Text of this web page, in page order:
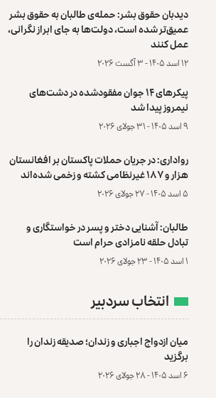
دیدبان حقوق بشر: حمله‌ی طالبان به حقوق بشر
عمیق‌تر شده است، دولت‌ها به جای ابراز نگرانی،
عمل کنند
۱۲ اسد ۱۴۰۵ - ۳ آگست ۲۰۲۶
پیکرهای ۱۴ جوان مفقودشده در دشت‌های
نیمروز پیدا شد
۹ اسد ۱۴۰۵ - ۳۱ جولای ۲۰۲۶
رواداری: در جریان حملات پاکستان بر افغانستان
هزار و ۱۸۷ غیرنظامی کشته و زخمی شده‌اند
۵ اسد ۱۴۰۵ - ۲۷ جولای ۲۰۲۶
طالبان: آشنایی دختر و پسر در خواستگاری و
تبادل حلقه نامزادی حرام است
۱ اسد ۱۴۰۵ - ۲۳ جولای ۲۰۲۶
انتخاب سردبیر
میان ازدواج اجباری و زندان؛ صدیقه زندان را
برگزید
۶ اسد ۱۴۰۵ - ۲۸ جولای ۲۰۲۶